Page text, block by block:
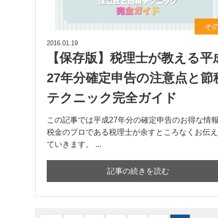
そ
2016.01.19
【保存版】税理士が教える平
27年分確定申告の注意点と節
テクニック完全ガイド
この記事では平成27年分の確定申告のお得な情
税金のプロである税理士が余すところなくお伝
ていきます。 ...
記事の続きを読む